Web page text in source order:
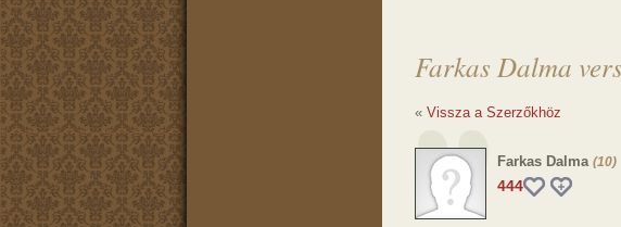
Farkas Dalma
« Vissza a Szerzőkhöz
Farkas Dalma (10)
444